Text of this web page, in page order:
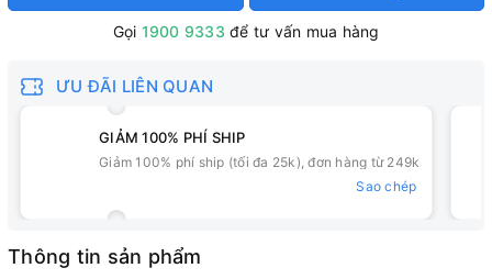
Gọi 1900 9333 để tư vấn mua hàng
ƯU ĐÃI LIÊN QUAN
GIẢM 100% PHÍ SHIP
Giảm 100% phí ship (tối đa 25k), đơn hàng từ 249k
Sao chép
Thông tin sản phẩm